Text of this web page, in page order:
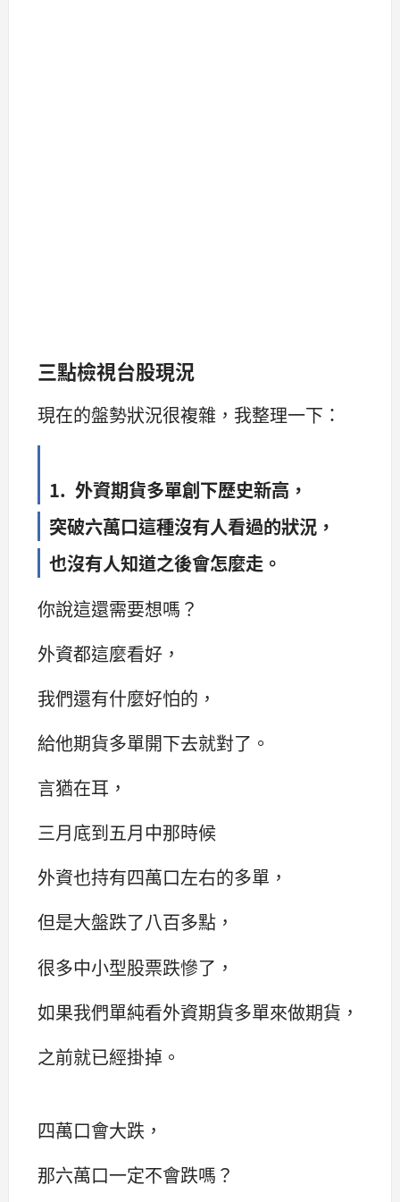
三點檢視台股現況
現在的盤勢狀況很複雜，我整理一下：
1. 外資期貨多單創下歷史新高，
突破六萬口這種沒有人看過的狀況，
也沒有人知道之後會怎麼走。
你說這還需要想嗎？
外資都這麼看好，
我們還有什麼好怕的，
給他期貨多單開下去就對了。
言猶在耳，
三月底到五月中那時候
外資也持有四萬口左右的多單，
但是大盤跌了八百多點，
很多中小型股票跌慘了，
如果我們單純看外資期貨多單來做期貨，
之前就已經掛掉。
四萬口會大跌，
那六萬口一定不會跌嗎？